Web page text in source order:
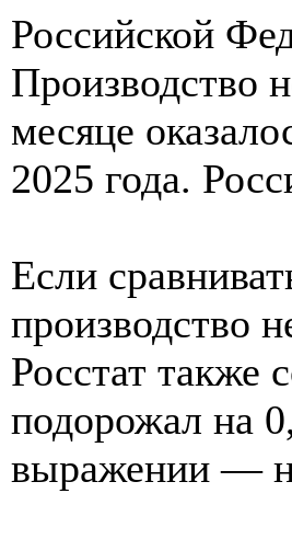
Российской
Производство
месяце
2025 года.
Если
производство
Росстат также
подорожал на
выражении —